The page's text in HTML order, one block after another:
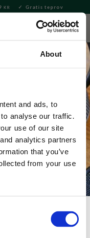
About
and ads, to
analyse our traffic.
use of our site
analytics partners
that you’ve
from your use
KR Gratis teprov
enligt mönster från